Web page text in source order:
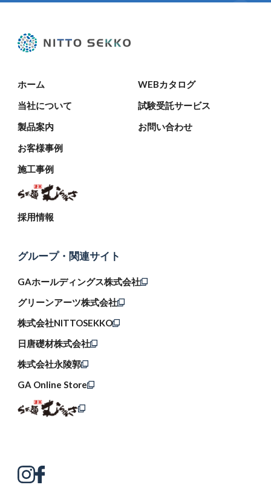
ホーム
当社について
製品案内
お客様事例
施工事例
採用情報
WEBカタログ
試験受託サービス
お問い合わせ
グループ・関連サイト
GAホールディングス株式会社
グリーンアーツ株式会社
株式会社NITTOSEKKO
日唐礎材株式会社
株式会社永陵郭
GA Online Store